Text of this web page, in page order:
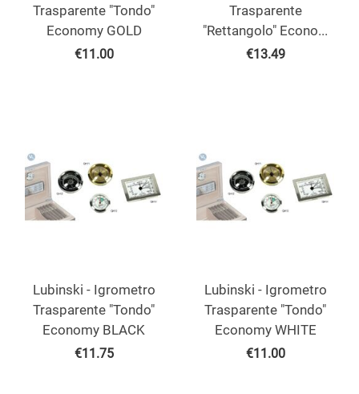
Trasparente "Tondo"
Economy GOLD
€11.00
Trasparente
"Rettangolo" Econo...
€13.49
Lubinski - Igrometro
Trasparente "Tondo"
Economy BLACK
€11.75
Lubinski - Igrometro
Trasparente "Tondo"
Economy WHITE
€11.00